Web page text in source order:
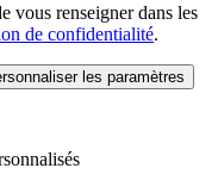
vous renseigner dans les
de confidentialité.
les paramètres